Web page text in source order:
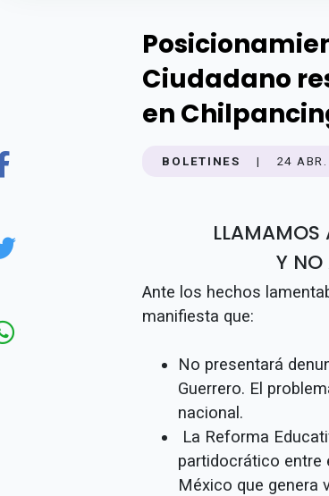
Ciudadano
en
BOLETINES | 24
LLAMAMOS
Y NO
Ante los hechos
manifiesta que:
No presentará
Guerrero. El
nacional.
La Reforma
partidocrático entre
México que genera